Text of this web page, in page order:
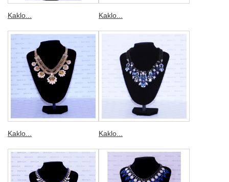
Kaklo... Kaklo...
Kaklo... Kaklo...